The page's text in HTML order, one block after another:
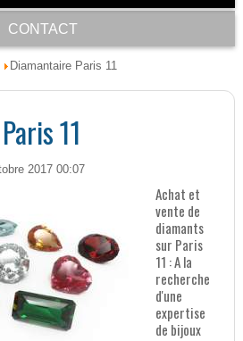
CONTACT
Diamantaire Paris 11
11
2017 00:07
Achat et
vente de
diamants
sur Paris
11 : A la
recherche
d'une
expertise
de bijoux